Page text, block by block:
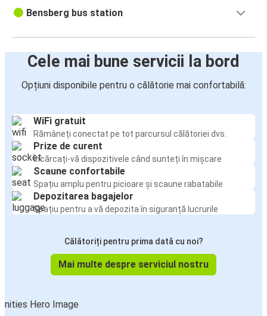
Bensberg bus station
Cele mai bune servicii la bord
Opțiuni disponibile pentru o călătorie mai confortabilă:
WiFi gratuit
Rămâneți conectat pe tot parcursul călătoriei dvs.
Prize de curent
Încărcați-vă dispozitivele când sunteți în mișcare
Scaune confortabile
Spațiu amplu pentru picioare și scaune rabatabile
Depozitarea bagajelor
Spațiu pentru a vă depozita în siguranță lucrurile
Călătoriți pentru prima dată cu noi?
Mai multe despre serviciul nostru